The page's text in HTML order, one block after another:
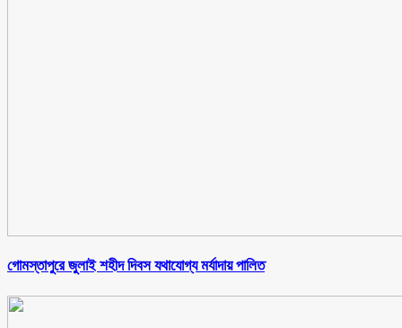
গোমস্তাপুরে জুলাই শহীদ দিবস যথাযোগ্য মর্যাদায় পালিত